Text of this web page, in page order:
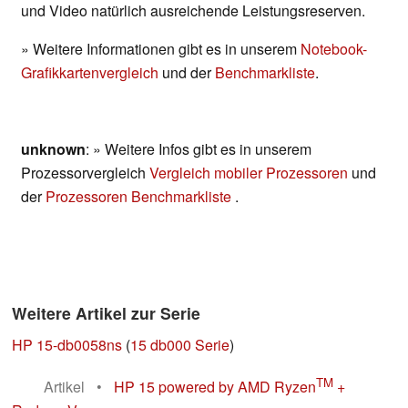
und Video natürlich ausreichende Leistungsreserven.
» Weitere Informationen gibt es in unserem Notebook-
Grafikkartenvergleich und derBenchmarkliste.
unknown: » Weitere Infos gibt es in unserem
Prozessorvergleich Vergleich mobiler Prozessoren und
derProzessoren Benchmarkliste .
Weitere Artikel zur Serie
HP 15-db0058ns (15 db000 Serie)
Artikel
• HP 15 powered by AMD RyzenTM +